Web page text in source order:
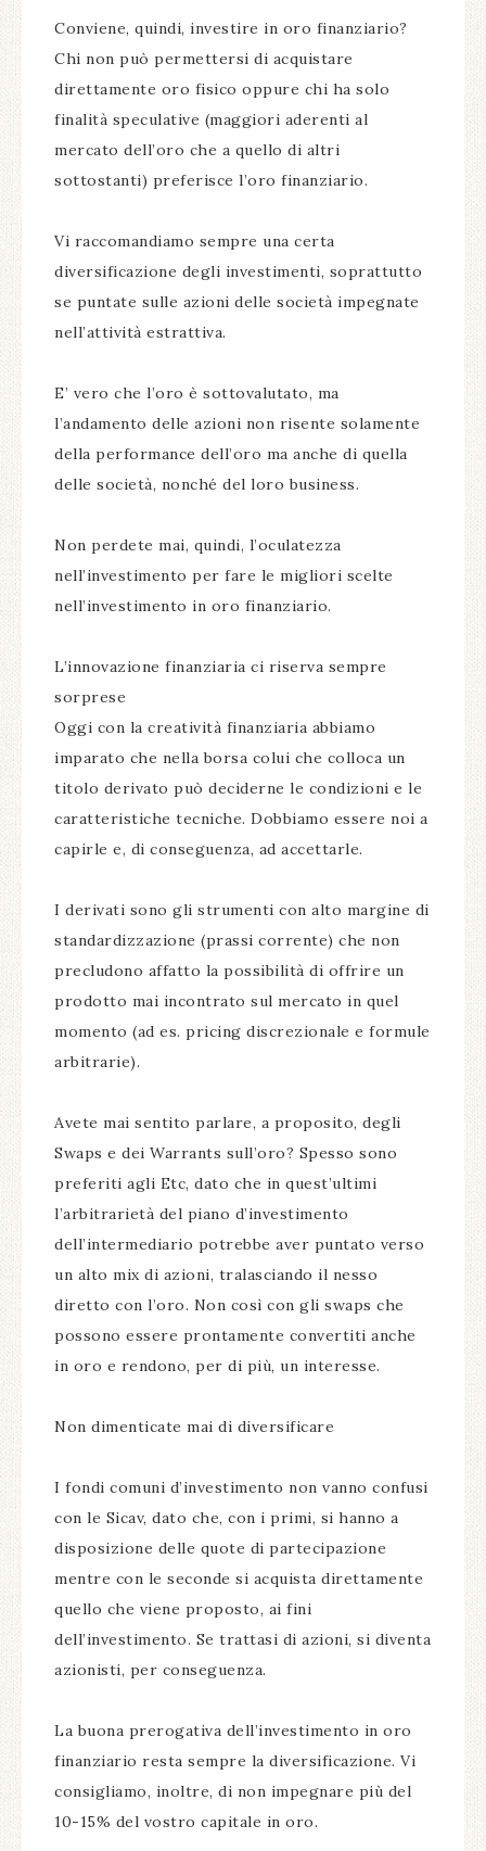
Conviene, quindi, investire in oro finanziario?
Chi non può permettersi di acquistare
direttamente oro fisico oppure chi ha solo
finalità speculative (maggiori aderenti al
mercato dell’oro che a quello di altri
sottostanti) preferisce l’oro finanziario.
Vi raccomandiamo sempre una certa
diversificazione degli investimenti, soprattutto
se puntate sulle azioni delle società impegnate
nell’attività estrattiva.
E’ vero che l’oro è sottovalutato, ma
l’andamento delle azioni non risente solamente
della performance dell’oro ma anche di quella
delle società, nonché del loro business.
Non perdete mai, quindi, l’oculatezza
nell’investimento per fare le migliori scelte
nell’investimento in oro finanziario.
L’innovazione finanziaria ci riserva sempre
sorprese
Oggi con la creatività finanziaria abbiamo
imparato che nella borsa colui che colloca un
titolo derivato può deciderne le condizioni e le
caratteristiche tecniche. Dobbiamo essere noi a
capirle e, di conseguenza, ad accettarle.
I derivati sono gli strumenti con alto margine di
standardizzazione (prassi corrente) che non
precludono affatto la possibilità di offrire un
prodotto mai incontrato sul mercato in quel
momento (ad es. pricing discrezionale e formule
arbitrarie).
Avete mai sentito parlare, a proposito, degli
Swaps e dei Warrants sull’oro? Spesso sono
preferiti agli Etc, dato che in quest’ultimi
l’arbitrarietà del piano d’investimento
dell’intermediario potrebbe aver puntato verso
un alto mix di azioni, tralasciando il nesso
diretto con l’oro. Non così con gli swaps che
possono essere prontamente convertiti anche
in oro e rendono, per di più, un interesse.
Non dimenticate mai di diversificare
I fondi comuni d’investimento non vanno confusi
con le Sicav, dato che, con i primi, si hanno a
disposizione delle quote di partecipazione
mentre con le seconde si acquista direttamente
quello che viene proposto, ai fini
dell’investimento. Se trattasi di azioni, si diventa
azionisti, per conseguenza.
La buona prerogativa dell’investimento in oro
finanziario resta sempre la diversificazione. Vi
consigliamo, inoltre, di non impegnare più del
10-15% del vostro capitale in oro.